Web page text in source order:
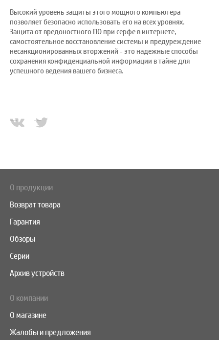
Высокий уровень защиты этого мощного компьютера
позволяет безопасно использовать его на всех уровнях.
Защита от вредоностного ПО при серфе в интернете,
самостоятельное восстановление системы и предуреждение
несанкционированных вторжений - это надежные способы
сохранения конфиденциальной информации в тайне для
успешного ведения вашего бизнеса.
О продукции
Возврат товара
Гарантия
Обзоры
Серии
Архив устройств
О компании
О магазине
Жалобы и предложения